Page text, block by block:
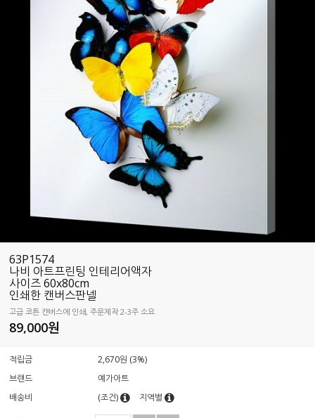
63P1574
나비 아트프린팅 인테리어액자
사이즈 60x80cm
인쇄한 캔버스판넬
고급 코튼 캔버스에 인쇄, 주문제작 2-3주 소요
89,000원
적립금
2,670원 (3%)
브랜드
예가아트
배송비
(조건) 지역별